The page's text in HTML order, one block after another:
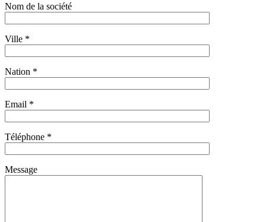
Nom de la société
Ville *
Nation *
Email *
Téléphone *
Message